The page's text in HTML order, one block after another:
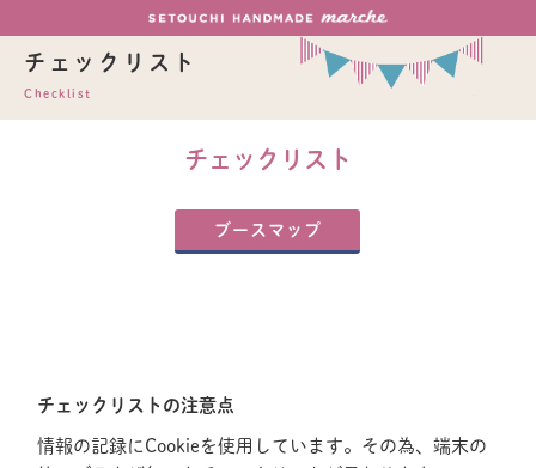
チェックリスト
Checklist
チェックリスト
ブースマップ
チェックリストの注意点
情報の記録にCookieを使用しています。その為、端末の